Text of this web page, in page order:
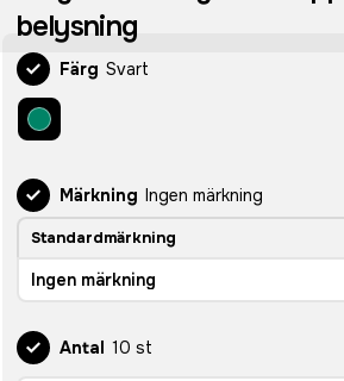
belysning
Färg Svart
Märkning Ingen märkning
Standardmärkning
Ingen märkning
Antal 10 st